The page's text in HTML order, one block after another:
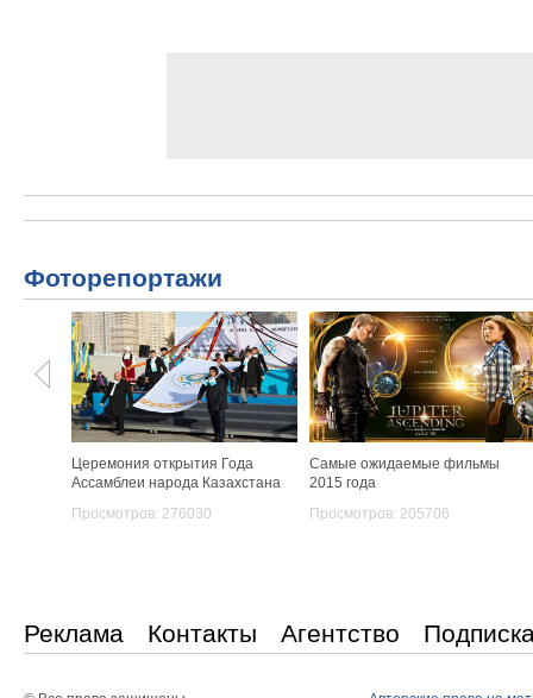
Фоторепортажи
Церемония открытия Года
Ассамблеи народа Казахстана
Просмотров: 276030
Самые ожидаемые фильмы
2015 года
Просмотров: 205706
Реклама Контакты Агентство